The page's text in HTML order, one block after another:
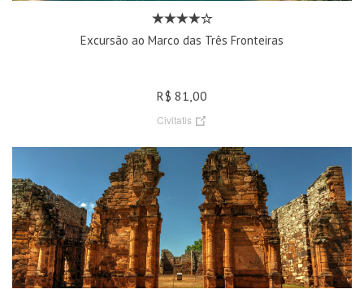
Excursão ao Marco das Três Fronteiras
R$ 81,00
Civitatis